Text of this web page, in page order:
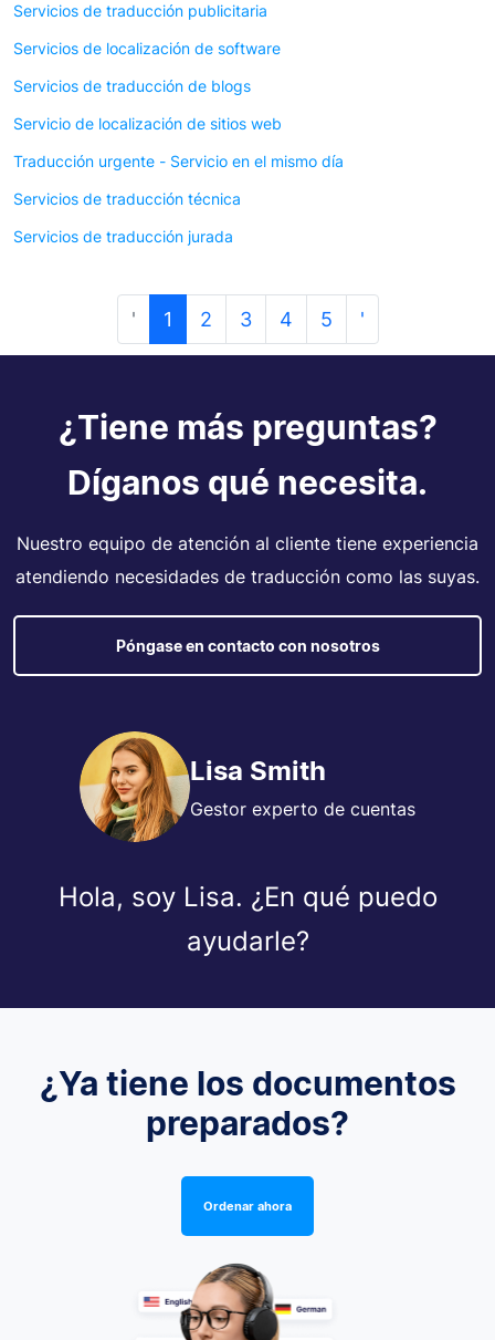
Servicios de traducción publicitaria
Servicios de localización de software
Servicios de traducción de blogs
Servicio de localización de sitios web
Traducción urgente - Servicio en el mismo día
Servicios de traducción técnica
Servicios de traducción jurada
' 1 2 3 4 5 '
¿Tiene más preguntas?
Díganos qué necesita.
Nuestro equipo de atención al cliente tiene experiencia
atendiendo necesidades de traducción como las suyas.
Póngase en contacto con nosotros
Lisa Smith
Gestor experto de cuentas
Hola, soy Lisa. ¿En qué puedo
ayudarle?
¿Ya tiene los documentos
preparados?
Ordenar ahora